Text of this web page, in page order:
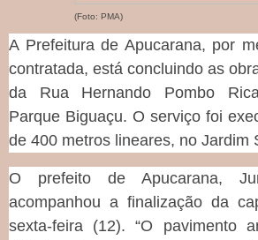
(Foto: PMA)
A Prefeitura de Apucarana, por
contratada, está concluindo as
da Rua Hernando Pombo
Parque Biguaçu. O serviço foi
de 400 metros lineares, no Jardim
O prefeito de Apucarana,
acompanhou a finalização da
sexta-feira (12). “O pavimento